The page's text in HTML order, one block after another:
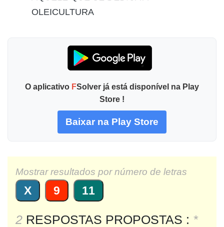
OLEICULTURA
O aplicativo FSolver já está disponível na Play
Store !
Baixar na Play Store
Mostrar resultados por número de letras
X 9 11
2 RESPOSTAS PROPOSTAS : *